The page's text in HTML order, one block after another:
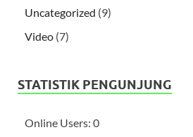
Uncategorized (9)
Video (7)
STATISTIK PENGUNJUNG
Online Users: 0